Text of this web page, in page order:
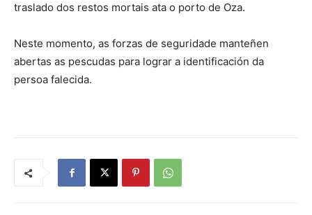
traslado dos restos mortais ata o porto de Oza.
Neste momento, as forzas de seguridade manteñen
abertas as pescudas para lograr a identificación da
persoa falecida.